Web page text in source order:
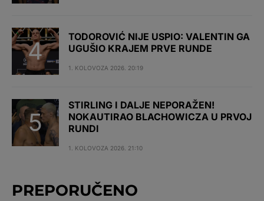
TODOROVIĆ NIJE USPIO: VALENTIN GA
UGUŠIO KRAJEM PRVE RUNDE
1. KOLOVOZA 2026. 20:19
STIRLING I DALJE NEPORAŽEN!
NOKAUTIRAO BLACHOWICZA U PRVOJ
RUNDI
1. KOLOVOZA 2026. 21:10
PREPORUČENO